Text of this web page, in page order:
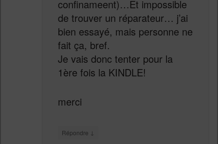
confinameent)…Et impossible
de trouver un réparateur… j’ai
bien essayé, mais personne ne
fait ça, bref.
Je vais donc tenter pour la
1ère fois la KINDLE!
merci
Répondre ↓